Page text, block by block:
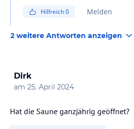
Hilfreich0 Melden
2 weitere Antworten anzeigen
Dirk
am 25. April 2024
Hat die Saune ganzjährig geöffnet?